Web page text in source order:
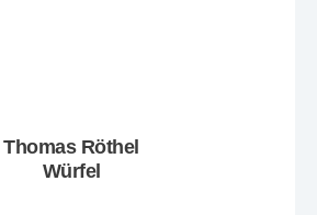
Thomas Röthel
Würfel